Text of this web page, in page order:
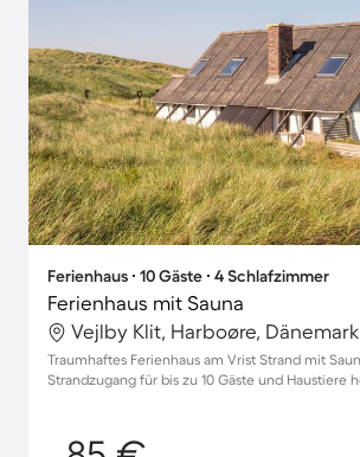
Ferienhaus ∙ 10 Gäste ∙ 4 Schlafzimmer
Ferienhaus mit Sauna
Vejlby Klit, Harboøre, Dänemark
Traumhaftes Ferienhaus am Vrist Strand mit
Strandzugang für bis zu 10 Gäste und Haustiere